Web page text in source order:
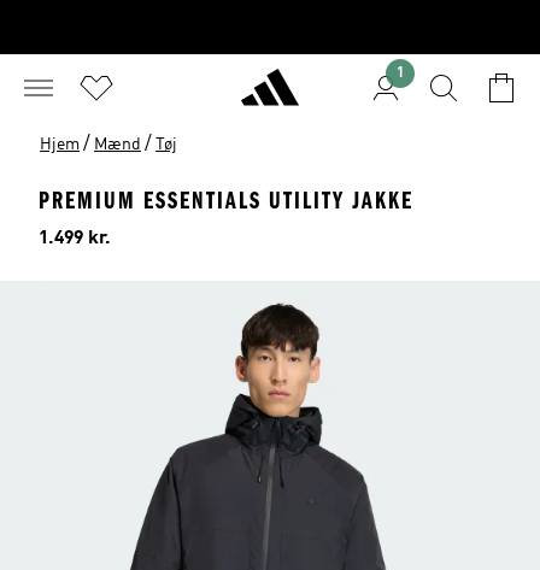
1
Hjem / Mænd / Tøj
PREMIUM ESSENTIALS UTILITY JAKKE
Pris
1.499 kr.